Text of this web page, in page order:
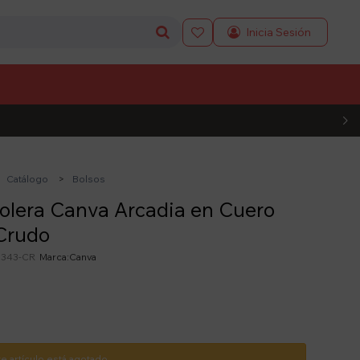

Catálogo Bolsos
Canva Arcadia en Cuero
CR Canva